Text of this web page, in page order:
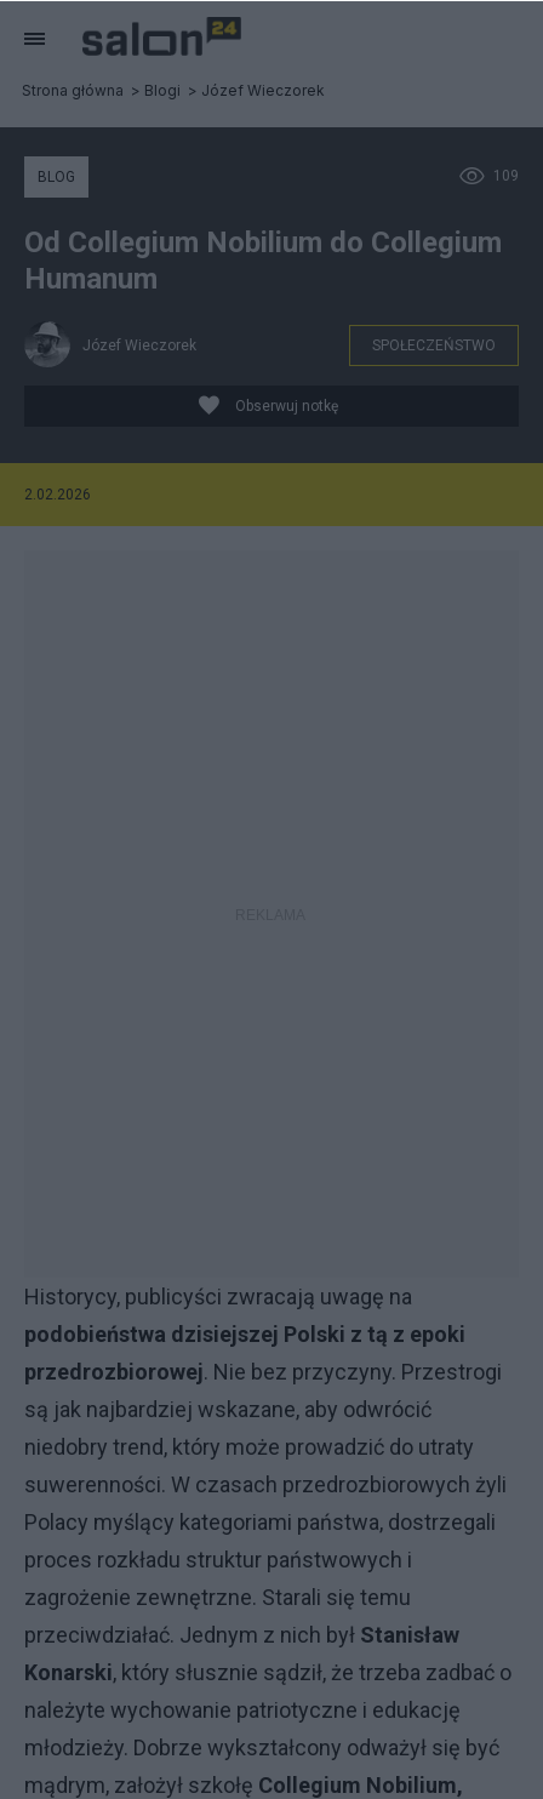
Strona główna Blogi Józef Wieczorek
109
BLOG
Od Collegium Nobilium do Collegium
Humanum
Józef Wieczorek SPOŁECZEŃSTWO
Obserwuj notkę
2.02.2026
Historycy, publicyści zwracają uwagę na
podobieństwa dzisiejszej Polski z tą z epoki
przedrozbiorowej. Nie bez przyczyny. Przestrogi
są jak najbardziej wskazane, aby odwrócić
niedobry trend, który może prowadzić do utraty
suwerenności. W czasach przedrozbiorowych żyli
Polacy myślący kategoriami państwa, dostrzegali
proces rozkładu struktur państwowych i
zagrożenie zewnętrzne. Starali się temu
przeciwdziałać. Jednym z nich był Stanisław
Konarski, który słusznie sądził, że trzeba zadbać o
należyte wychowanie patriotyczne i edukację
młodzieży. Dobrze wykształcony odważył się być
mądrym, założył szkołę Collegium Nobilium,